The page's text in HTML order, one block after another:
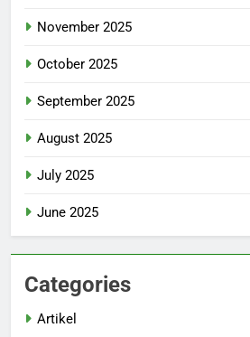
November 2025
October 2025
September 2025
August 2025
July 2025
June 2025
Categories
Artikel